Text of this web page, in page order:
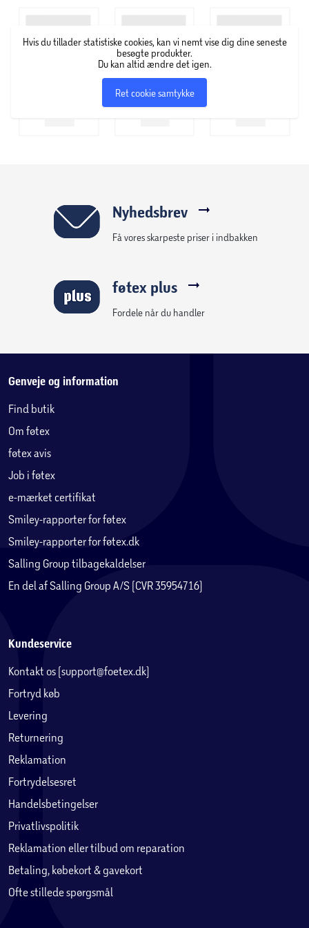
Hvis du tillader statistiske cookies, kan vi nemt vise dig dine seneste
besøgte produkter.
Du kan altid ændre det igen.
Ret cookie samtykke
Nyhedsbrev
Få vores skarpeste priser i indbakken
føtex plus
Fordele når du handler
Genveje og information
Find butik
Om føtex
føtex avis
Job i føtex
e-mærket certifikat
Smiley-rapporter for føtex
Smiley-rapporter for føtex.dk
Salling Group tilbagekaldelser
En del af Salling Group A/S (CVR 35954716)
Kundeservice
Kontakt os (support@foetex.dk)
Fortryd køb
Levering
Returnering
Reklamation
Fortrydelsesret
Handelsbetingelser
Privatlivspolitik
Reklamation eller tilbud om reparation
Betaling, købekort & gavekort
Ofte stillede spørgsmål